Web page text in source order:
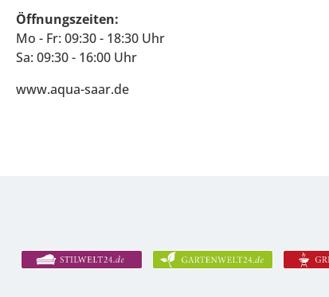
Öffnungszeiten:
Mo - Fr: 09:30 - 18:30 Uhr
Sa: 09:30 - 16:00 Uhr
www.aqua-saar.de